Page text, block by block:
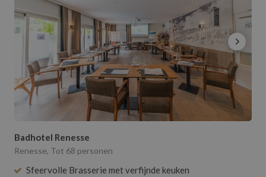
Badhotel Renesse
Renesse, Tot 68 personen
Sfeervolle Brasserie met verfijnde keuken